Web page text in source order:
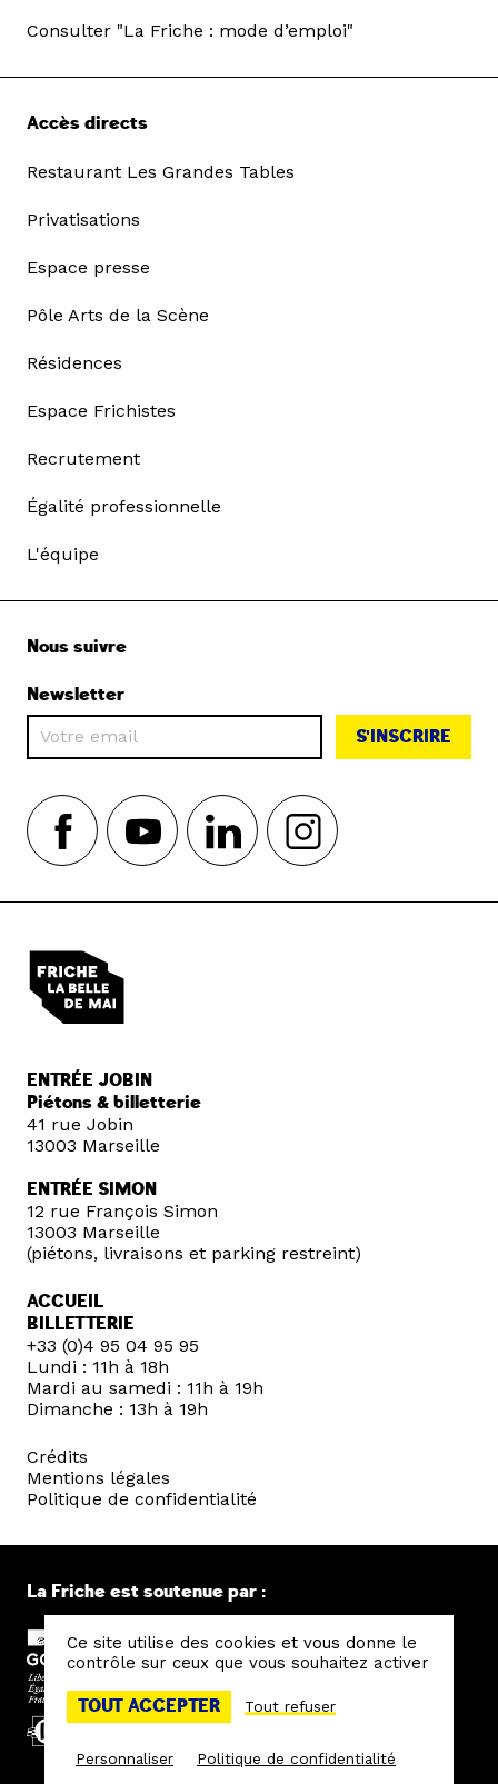
Consulter "La Friche : mode d’emploi"
Accès directs
Restaurant Les Grandes Tables
Privatisations
Espace presse
Pôle Arts de la Scène
Résidences
Espace Frichistes
Recrutement
Égalité professionnelle
L'équipe
Nous suivre
Newsletter
S'INSCRIRE
ENTRÉE JOBIN
Piétons & billetterie
41 rue Jobin
13003 Marseille
ENTRÉE SIMON
12 rue François Simon
13003 Marseille
(piétons, livraisons et parking restreint)
ACCUEIL
BILLETTERIE
+33 (0)4 95 04 95 95
Lundi : 11h à 18h
Mardi au samedi : 11h à 19h
Dimanche : 13h à 19h
Crédits
Mentions légales
Politique de confidentialité
La Friche est soutenue par :
Ce site utilise des cookies et vous donne le
contrôle sur ceux que vous souhaitez activer
TOUT ACCEPTER Tout refuser
Personnaliser Politique de confidentialité